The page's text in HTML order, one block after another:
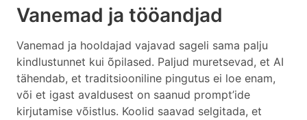
Vanemad ja tööandjad
Vanemad ja hooldajad vajavad sageli sama palju
kindlustunnet kui õpilased. Paljud muretsevad, et AI
tähendab, et traditsiooniline pingutus ei loe enam,
või et igast avaldusest on saanud prompt’ide
kirjutamise võistlus. Koolid saavad selgitada, et